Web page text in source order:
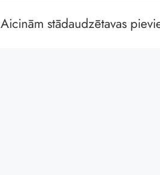
Aicinām stādaudzētavas